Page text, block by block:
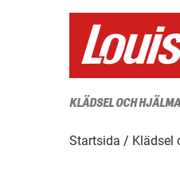
KLÄDSEL OCH
Startsida Klädsel